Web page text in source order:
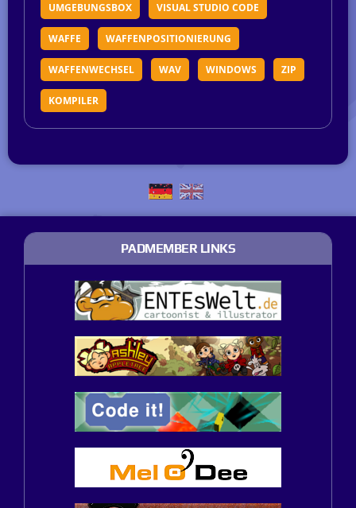
UMGEBUNGSBOX VISUAL STUDIO CODE
WAFFE WAFFENPOSITIONIERUNG
WAFFENWECHSEL WAV WINDOWS ZIP
KOMPILER
PADMEMBER LINKS